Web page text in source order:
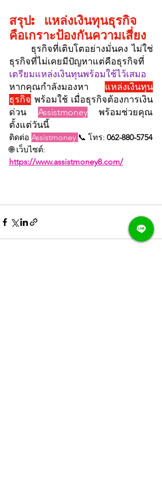
สรุป: แหล่งเงินทุนธุรกิจ
คือเกราะป้องกันความเสี่ยง
หากคุณกำลังมองหา แหล่งเงินทุน
ธุรกิจ พร้อมใช้ เมื่อธุรกิจต้องการเงิน
ด่วน Assistmoney พร้อมช่วยคุณ
ตั้งแต่วันนี้
ติดต่อ Assistmoney 📞 โทร: 062-880-5754
🌐 เว็บไซต์:
https://www.assistmoney8.com/